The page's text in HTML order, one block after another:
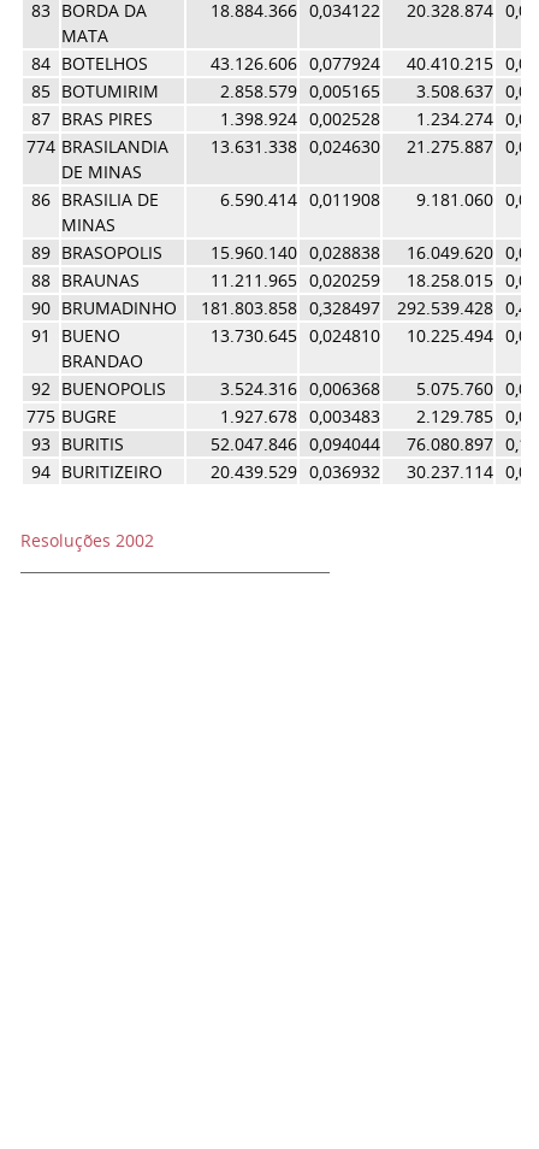
83 BORDA DA
MATA
18.884.366 0,034122 20.328.874
84 BOTELHOS 43.126.606 0,077924 40.410.215
85 BOTUMIRIM 2.858.579 0,005165 3.508.637
87 BRAS PIRES 1.398.924 0,002528 1.234.274
774 BRASILANDIA
DE MINAS
13.631.338 0,024630 21.275.887
86 BRASILIA DE
MINAS
6.590.414 0,011908 9.181.060
89 BRASOPOLIS 15.960.140 0,028838 16.049.620
88 BRAUNAS 11.211.965 0,020259 18.258.015
90 BRUMADINHO 181.803.858 0,328497 292.539.428
91
BUENO
BRANDAO
13.730.645 0,024810 10.225.494
92 BUENOPOLIS 3.524.316 0,006368 5.075.760
775 BUGRE 1.927.678 0,003483 2.129.785
93 BURITIS 52.047.846 0,094044 76.080.897
94 BURITIZEIRO 20.439.529 0,036932 30.237.114
Resoluções 2002